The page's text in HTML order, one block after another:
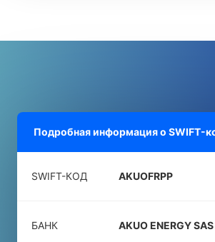
Подробная информация о SWIFT-
SWIFT-КОД AKUOFRPP
БАНК AKUO ENERGY SAS